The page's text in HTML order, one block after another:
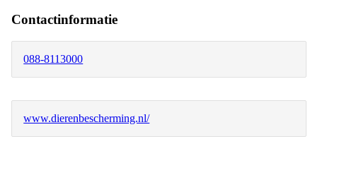
Contactinformatie
088-8113000
www.dierenbescherming.nl/